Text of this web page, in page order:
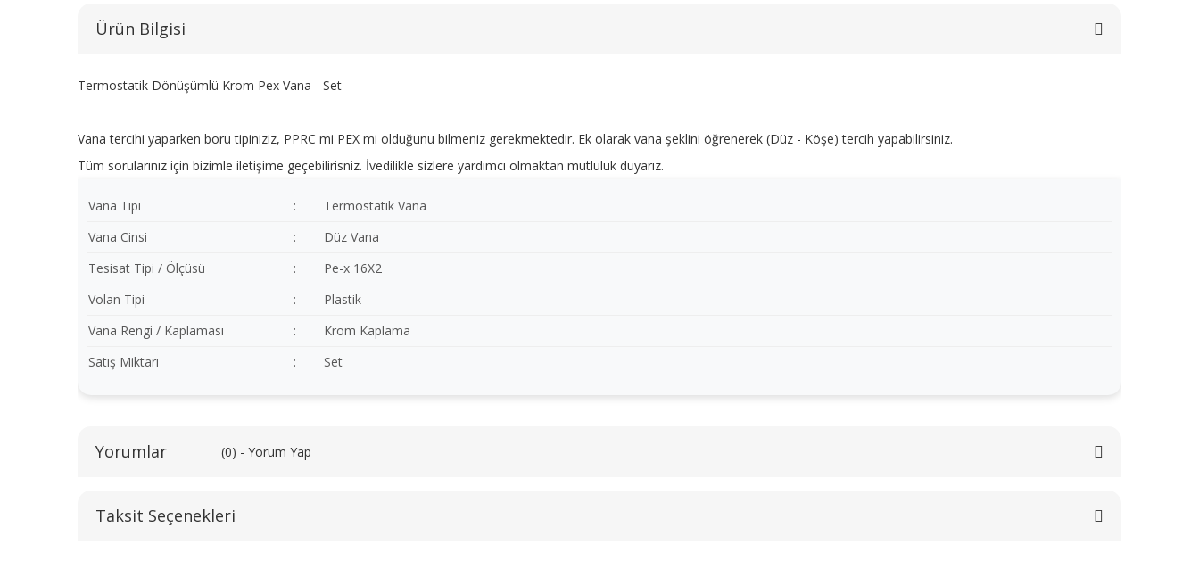
Ürün Bilgisi
Termostatik Dönüşümlü Krom Pex Vana - Set
Vana tercihi yaparken boru tipiniziz, PPRC mi PEX mi olduğunu bilmeniz gerekmektedir. Ek olarak vana şeklini öğrenerek (Düz - Köşe) tercih yapabilirsiniz.
Tüm sorularınız için bizimle iletişime geçebilirisniz. İvedilikle sizlere yardımcı olmaktan mutluluk duyarız.
Vana Tipi :
Termostatik Vana
Vana Cinsi
:
Düz Vana
Tesisat Tipi / Ölçüsü
:
Pe-x 16X2
Volan Tipi
:
Plastik
Vana Rengi / Kaplaması
:
Krom Kaplama
Satış Miktarı
: Set
Yorumlar (0) - Yorum Yap
Taksit Seçenekleri